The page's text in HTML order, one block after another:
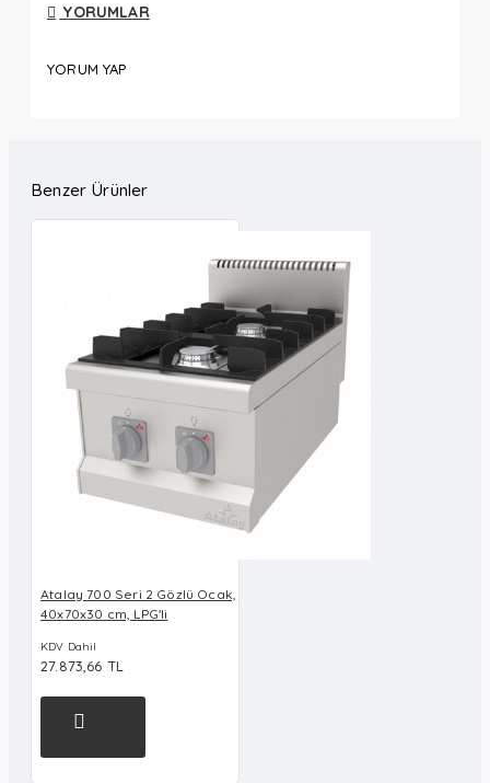
YORUMLAR
YORUM YAP
Benzer Ürünler
Atalay 700 Seri 2 Gözlü Ocak,
40x70x30 cm, LPG'li
KDV Dahil
27.873,66 TL